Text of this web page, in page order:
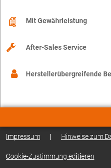
Mit Gewährleistung
After-Sales Service
Herstellerübergreifende
Impressum | Hinweise zum
Cookie-Zustimmung editieren